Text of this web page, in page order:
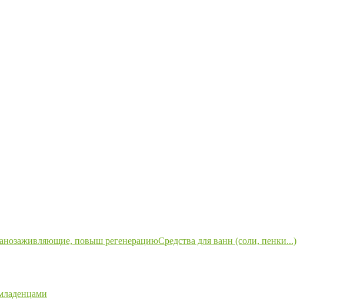
повыш регенерациюСредства для ванн (соли, пенки...)